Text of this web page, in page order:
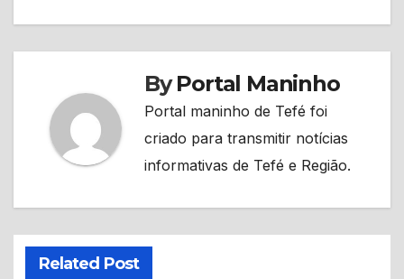
ByPortal Maninho
Portal maninho de Tefé foi
criado para transmitir notícias
informativas de Tefé e Região.
Related Post